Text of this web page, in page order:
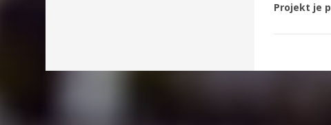
Projekt je